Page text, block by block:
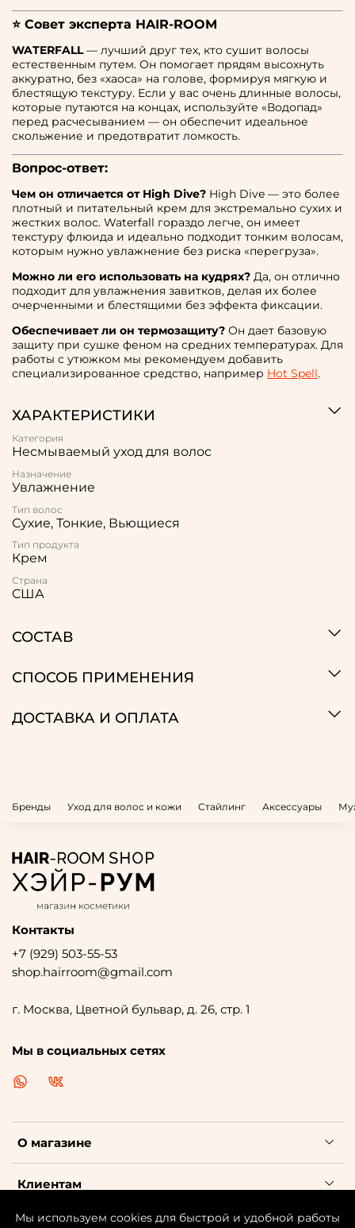
⭐ Совет эксперта HAIR-ROOM
WATERFALL— лучший друг тех, кто сушит волосы
естественным путем. Он помогает прядям высохнуть
аккуратно, без «хаоса» на голове, формируя мягкую и
блестящую текстуру. Если у вас очень длинные волосы,
которые путаются на концах, используйте «Водопад»
перед расчесыванием — он обеспечит идеальное
скольжение и предотвратит ломкость.
Вопрос-ответ:
Чем он отличается от High Dive? High Dive — это более
плотный и питательный крем для экстремально сухих и
жестких волос. Waterfall гораздо легче, он имеет
текстуру флюида и идеально подходит тонким волосам,
которым нужно увлажнение без риска «перегруза».
Можно ли его использовать на кудрях? Да, он отлично
подходит для увлажнения завитков, делая их более
очерченными и блестящими без эффекта фиксации.
Обеспечивает ли он термозащиту? Он дает базовую
защиту при сушке феном на средних температурах. Для
работы с утюжком мы рекомендуем добавить
специализированное средство, например Hot Spell.
ХАРАКТЕРИСТИКИ
Категория
Несмываемый уход для волос
Назначение
Увлажнение
Тип волос
Сухие, Тонкие, Вьющиеся
Тип продукта
Крем
Страна
США
СОСТАВ
СПОСОБ ПРИМЕНЕНИЯ
ДОСТАВКА И ОПЛАТА
Бренды Уход для волос и кожи Стайлинг Аксессуары
О магазине
Клиентам
Контакты
+7 (929) 503-55-53
shop.hairroom@gmail.com
г. Москва, Цветной бульвар, д. 26, стр. 1
Мы в социальных сетях
Мы используем cookies для быстрой и удобной работы